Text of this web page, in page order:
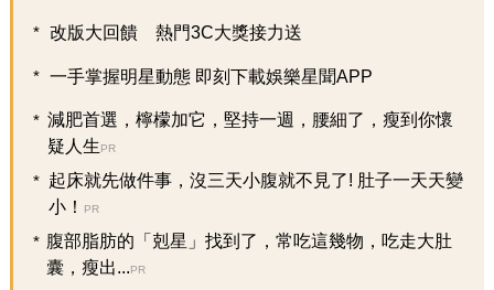
改版大回饋 熱門3C大獎接力送
一手掌握明星動態 即刻下載娛樂星聞APP
減肥首選，檸檬加它，堅持一週，腰細了，瘦到你懷
疑人生PR
起床就先做件事，沒三天小腹就不見了! 肚子一天天變
小！
PR
腹部脂肪的「剋星」找到了，常吃這幾物，吃走大肚
囊，瘦出...PR